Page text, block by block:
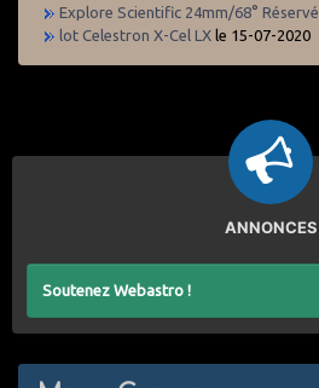
Explore Scientific 24mm/68° Réservé
lot Celestron X-Cel LX le 15-07-2020
ANNONCES
Soutenez Webastro !